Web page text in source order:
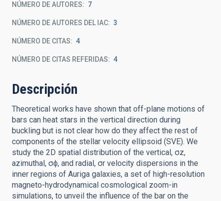
NÚMERO DE AUTORES 7
NÚMERO DE AUTORES DEL IAC 3
NÚMERO DE CITAS 4
NÚMERO DE CITAS REFERIDAS 4
Descripción
Theoretical works have shown that off-plane motions of
bars can heat stars in the vertical direction during
buckling but is not clear how do they affect the rest of
components of the stellar velocity ellipsoid (SVE). We
study the 2D spatial distribution of the vertical, σz,
azimuthal, σϕ, and radial, σr velocity dispersions in the
inner regions of Auriga galaxies, a set of high-resolution
magneto-hydrodynamical cosmological zoom-in
simulations, to unveil the influence of the bar on the